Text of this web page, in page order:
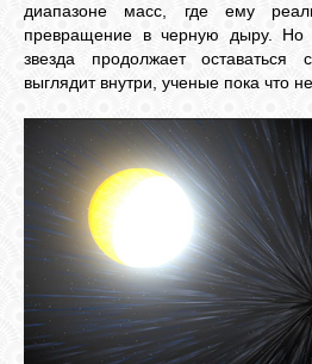
ФОТО
ВХОД
диапазоне масс, где ему
превращение в черную дыру. Но
звезда продолжает
выглядит внутри, ученые пока что